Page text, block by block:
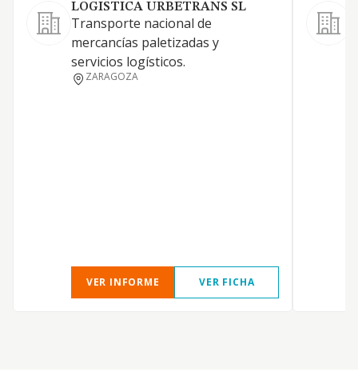
LOGISTICA URBETRANS SL
Transporte nacional de
mercancías paletizadas y
servicios logísticos.
ZARAGOZA
VER INFORME VER FICHA